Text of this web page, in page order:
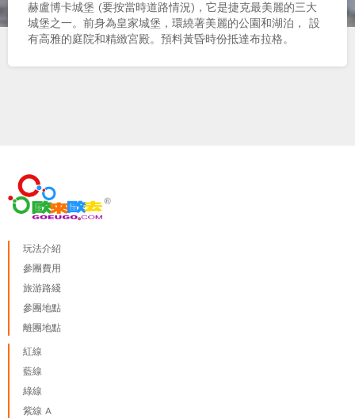
赫盧博卡城堡 (要按當時道路情況)，它是捷克最美麗的三大
城堡之一。前身為皇家城堡，環繞著美麗的公園和湖泊， 設
有高雅的庭院和精緻宮殿。預料黃昏時份抵達布拉格。
玩法介紹
參團費用
旅游路綫
參團地點
離團地點
紅線
藍線
綠線
紫線 A